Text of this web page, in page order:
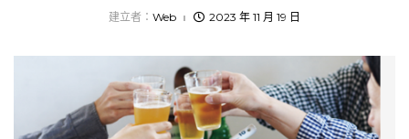
建立者： Web 2023 年 11 月 19 日